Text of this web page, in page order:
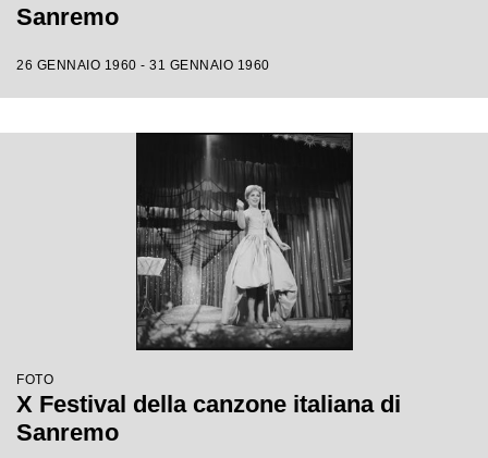
Sanremo
26 GENNAIO 1960 - 31 GENNAIO 1960
FOTO
X Festival della canzone italiana di
Sanremo